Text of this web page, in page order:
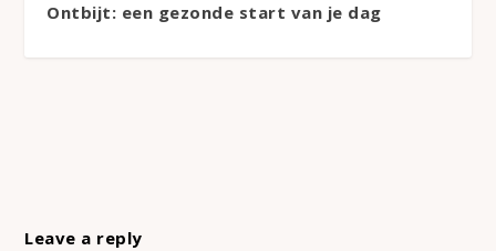
Ontbijt: een gezonde start van je dag
Leave a reply